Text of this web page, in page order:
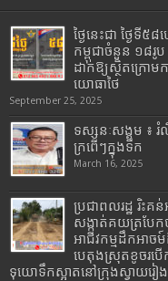
ថ្ងៃនេះជា ថ្ងៃទី
កម្ពុជាចំនួន ១៨រូប
ដាក់ឱ្យស្ថិតក្រោម
យោធាថៃ
September 25, 2025
ទស្សនៈសង្គម ៖
ក្រពើៗក្នុងទឹក
March 16, 2025
ប្រជាពលរដ្ឋ រិះគន់
សង្កាត់គយត្របែក
អាជីវកម្មដឹកអាច
បេតុងស្រុតខូចរប
ទុយោទឹកស្អាតនៅក្រុងស្វាយរៀង